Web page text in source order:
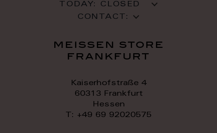
TODAY: CLOSED
CONTACT:
meissen store
frankfurt
Kaiserhofstraße 4
60313 Frankfurt
Hessen
T: +49 69 92020575